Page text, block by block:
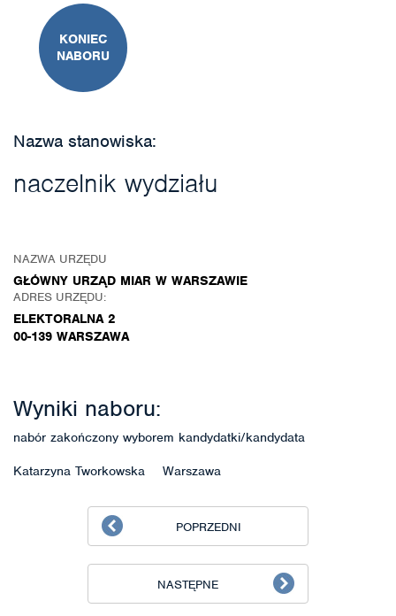
KONIEC
NABORU
Nazwa stanowiska:
naczelnik wydziału
NAZWA URZĘDU
GŁÓWNY URZĄD MIAR W WARSZAWIE
ADRES URZĘDU:
ELEKTORALNA 2
00-139 WARSZAWA
Wyniki naboru:
nabór zakończony wyborem kandydatki/kandydata
Katarzyna Tworkowska Warszawa
POPRZEDNI
NASTĘPNE